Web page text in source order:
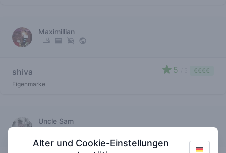
Maximillian
shiva
Eigenmarke
5 €€€€
Uncle Sam
Alter und Cookie-Einstellungen